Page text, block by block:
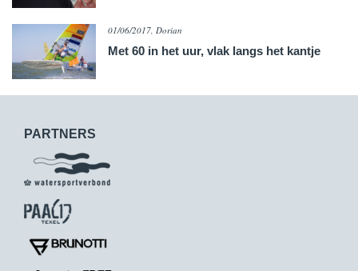
01/06/2017, Dorian
Met 60 in het uur, vlak langs het kantje
PARTNERS